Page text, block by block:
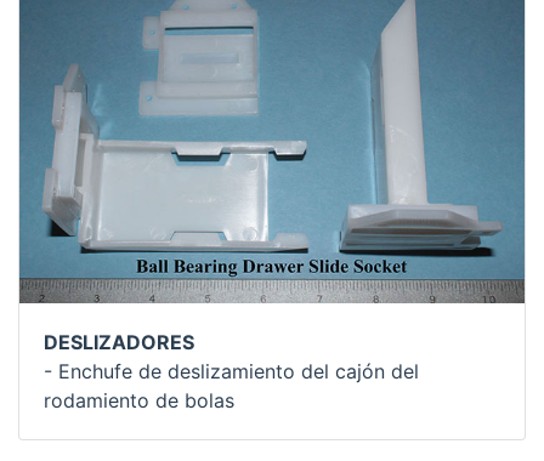
DESLIZADORES
- Enchufe de deslizamiento del cajón del
rodamiento de bolas